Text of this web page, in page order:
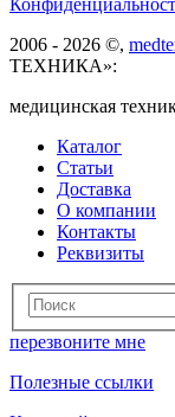
2006 - 2026 ©,
ТЕХНИКА»:
медицинская
Каталог
Статьи
Доставка
О компании
Контакты
Реквизиты
перезвоните мне
Полезные ссылки